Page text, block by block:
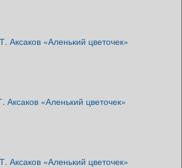
Аксаков «Аленький цветочек»
Аксаков «Аленький цветочек»
Аксаков «Аленький цветочек»